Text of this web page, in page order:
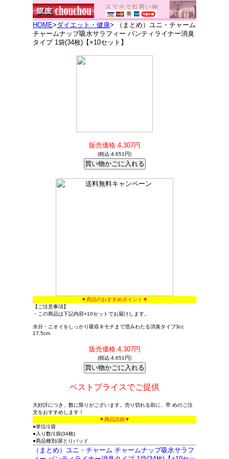
HOME>ダイエット・健康> （まとめ）ユニ・チャーム
チャームナップ吸水サラフィー パンティライナー消臭
タイプ 1袋(34枚)【×10セット】
販売価格:4,307円
(税込:4,651円)
▼商品のおすすめポイント▼
【ご注意事項】
・この商品は下記内容×10セットでお届けします。
水分・ニオイをしっかり吸収キモチまで澄みわたる消臭タイプ3cc
17.5cm
販売価格:4,307円
(税込:4,651円)
ベストプライスでご提供
大好評につき、数に限りがございます。売り切れる前に、早 めのご注
文をおすすめします！
▼商品詳細▼
●単位/1袋
●入り数/1袋(34枚)
●商品種別/尿とりパッド
（まとめ）ユニ・チャーム チャームナップ吸水サラフ